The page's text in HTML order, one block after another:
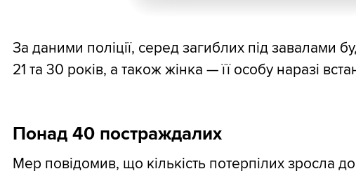
За даними поліції, серед загиблих під завалами
21 та 30 років, а також жінка — її особу наразі
Понад 40 постраждалих
Мер повідомив, що кількість потерпілих зросла